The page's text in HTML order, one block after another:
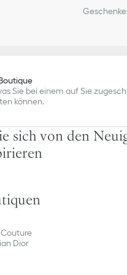
Sie bei einem auf Sie
können.
sich von den
Dior